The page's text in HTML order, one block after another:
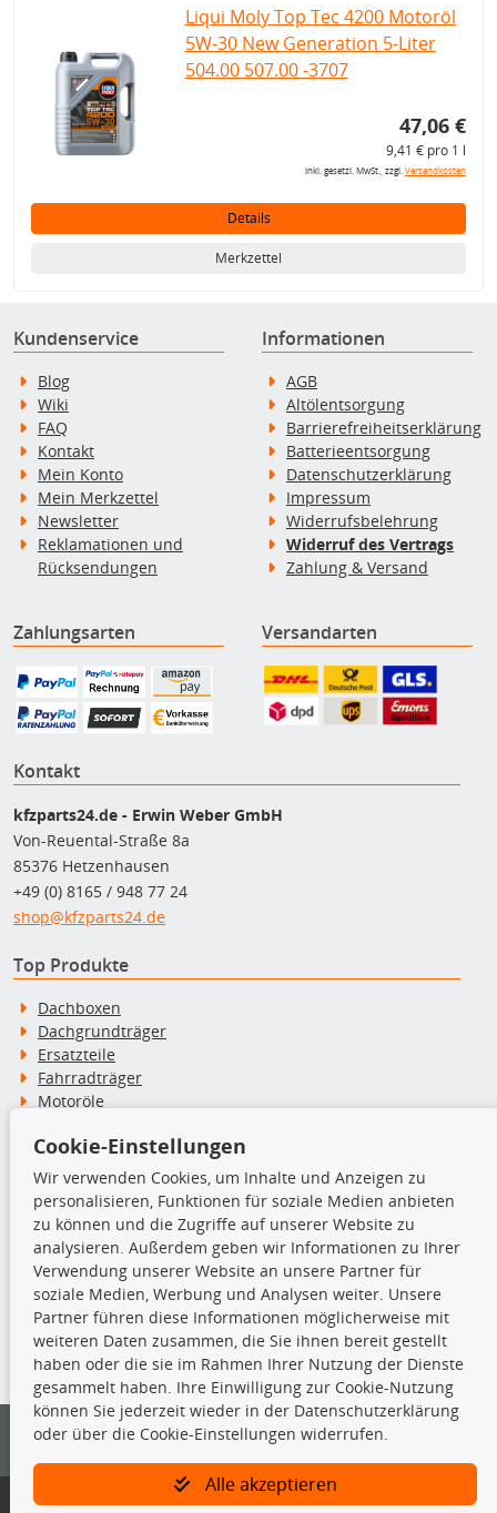
Liqui Moly Top Tec 4200 Motoröl
5W-30 New Generation 5-Liter
504.00 507.00 -3707
47,06 €
9,41 € pro 1 l
inkl. gesetzl. MwSt., zzgl.Versandkosten
Details
Merkzettel
Kundenservice
Blog
Wiki
FAQ
Kontakt
Mein Konto
Mein Merkzettel
Newsletter
Reklamationen und
Rücksendungen
Informationen
AGB
Altölentsorgung
Barrierefreiheitserklärung
Batterieentsorgung
Datenschutzerklärung
Impressum
Widerrufsbelehrung
Widerruf des Vertrags
Zahlung & Versand
Zahlungsarten Versandarten
Kontakt
kfzparts24.de - Erwin Weber GmbH
Von-Reuental-Straße 8a
85376 Hetzenhausen
+49 (0) 8165 / 948 77 24
shop@kfzparts24.de
Top Produkte
Dachboxen
Dachgrundträger
Ersatzteile
Fahrradträger
Motoröle
Schneeketten
TecDoc Inside
Die hier angezeigten Daten insbesondere die gesamte Datenbank dürfen
nicht kopiert werden.
Es ist zu unterlassen, die Daten oder die gesamte Datenbank ohne
vorherige Zustimmung von TecDoc zu vervielfältigen, zu verbreiten
und/oder diese Handlungen durch Dritte ausführen zu lassen. Ein
Bitte prüfen Sie, ob das über unseren Onlineshop identifizierte Ersatzteil
Cookie-Einstellungen
Wir verwenden Cookies, um Inhalte und Anzeigen zu
personalisieren, Funktionen für soziale Medien anbieten
zu können und die Zugriffe auf unserer Website zu
analysieren. Außerdem geben wir Informationen zu Ihrer
Verwendung unserer Website an unsere Partner für
soziale Medien, Werbung und Analysen weiter. Unsere
Partner führen diese Informationen möglicherweise mit
weiteren Daten zusammen, die Sie ihnen bereit gestellt
haben oder die sie im Rahmen Ihrer Nutzung der Dienste
gesammelt haben. Ihre Einwilligung zur Cookie-Nutzung
können Sie jederzeit wieder in der Datenschutzerklärung
oder über die Cookie-Einstellungen widerrufen.
Alle akzeptieren